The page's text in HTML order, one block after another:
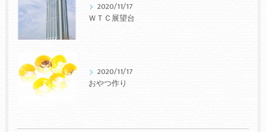
2020/11/17
ＷＴＣ展望台
2020/11/17
おやつ作り